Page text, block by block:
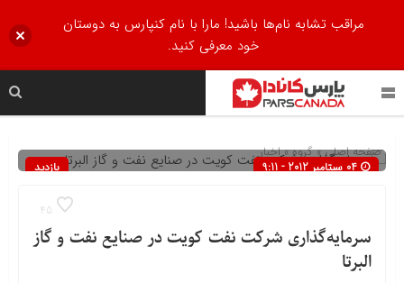
صفحه اصلی» گروه »اخبار
04 سپتامبر 2012 - 9:11
بازدید
45
سرمایه‌گذاری شرکت نفت کویت در صنایع نفت و گاز
البرتا
مراقب تشابه نام‌ها باشید! مارا با نام کنپارس به دوستان
خود معرفی کنید.